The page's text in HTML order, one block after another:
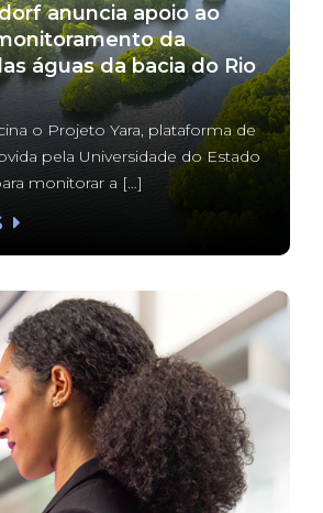
anuncia apoio ao
da
águas da bacia do Rio
o Projeto Yara, plataforma de
pela Universidade do Estado
monitorar a […]